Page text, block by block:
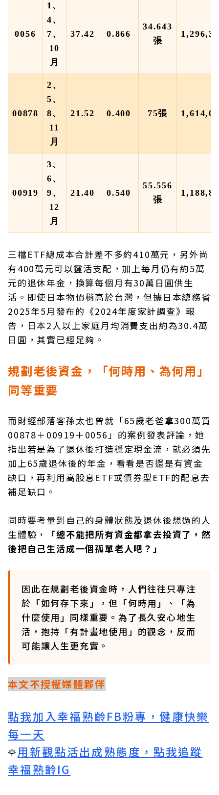
0056
1、
4、
7、
10
月
37.42 0.866
34.643
張
00878
2、
5、
8、
11
月
21.52 0.400 75張
00919
3、
6、
9、
12
月
21.40 0.540
55.556
張
三檔ETF總成本合計差不多約410萬元，另外尚
有400萬元可以靈活支配，加上每月仍有約5萬
元的退休年金，換算每個月有30萬日圓供生
活。即使日本物價稍高於台灣，但據日本總務省
2025年5月發布的《2024年度家計調查》報
告，日本2人以上家庭月均消費支出約為30.4萬
日圓，其實已經足夠。
規劃老後資金，「何時用、為何用」
同等重要
而財經部落客孫太也曾就「65歲老爸拿300萬買
00878＋00919＋0056」的案例發表評論，她
指出若是為了退休後打造穩定現金流，就必須先
加上65歲退休後的年金，看看是否還是有資金
缺口，再利用高股息ETF或債券型ETF的配息去
補足缺口。
同時要考量到自己的身體狀態及退休後想過的人
生體驗，
「總不能把所有資金都拿去投資了，然
後把自己生活成一個孤單老人吧？」
因此在規劃老後資金時，人們往往只專注
於「如何存下來」，但「何時用」、「為
什麼使用」同樣重要。為了長久安心地生
活，抱持「有計畫地使用」的觀念，反而
可能讓人生更充實。
本文不授權媒體夥伴
點我加入幸福熟齡FB粉專，健康快樂
每一天
🌹用新觀點活出成熟態度，點我追蹤
幸福熟齡IG